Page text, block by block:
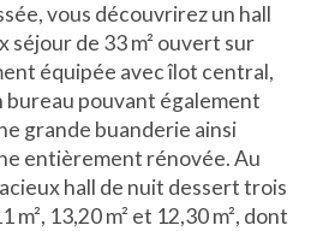
vous découvrirez un hall
séjour de 33 m² ouvert sur
équipée avec îlot central,
bureau pouvant également
grande buanderie ainsi
entièrement rénovée. Au
hall de nuit dessert trois
m², 13,20 m² et 12,30 m², dont